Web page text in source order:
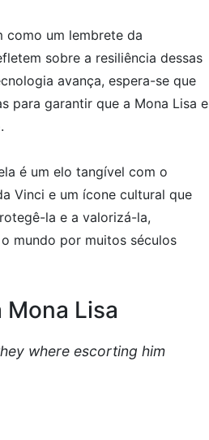
como um lembrete da
sobre a resiliência dessas
avança, espera-se que
para garantir que a Mona Lisa e
é um elo tangível com o
Vinci e um ícone cultural que
la e a valorizá-la,
mundo por muitos séculos
Lisa
where escorting him